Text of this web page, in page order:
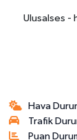
Ulusalses -
Hava
Trafik
Puan